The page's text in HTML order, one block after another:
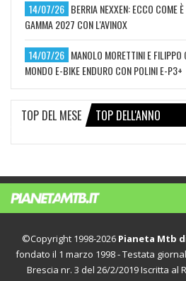
14/07/26 BERRIA NEXXEN: ECCO COME
GAMMA 2027 CON L'AVINOX
14/07/26 MANOLO MORETTINI E
MONDO E-BIKE ENDURO CON POLINI E-P3+
TOP DEL MESE TOP DELL'ANNO
©Copyright 1998-2026 Pianeta Mtb
fondato il 1 marzo 1998 - Testata
Brescia nr. 3 del 26/2/2019 Iscritta al